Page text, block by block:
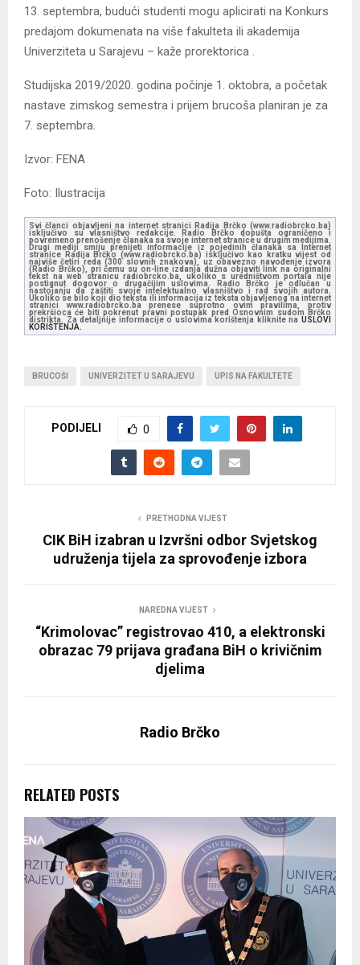
13. septembra, budući studenti mogu aplicirati na Konkurs
predajom dokumenata na više fakulteta ili akademija
Univerziteta u Sarajevu – kaže prorektorica .
Studijska 2019/2020. godina počinje 1. oktobra, a početak
nastave zimskog semestra i prijem brucoša planiran je za
7. septembra.
Izvor: FENA
Foto: Ilustracija
Svi članci objavljeni na internet stranici Radija Brčko (www.radiobrcko.ba)
isključivo su vlasništvo redakcije. Radio Brčko dopušta ograničeno i
povremeno prenošenje članaka sa svoje internet stranice u drugim medijima.
Drugi mediji smiju prenijeti informacije iz pojedinih članaka sa Internet
stranice Radija Brčko (www.radiobrcko.ba) isključivo kao kratku vijest od
najviše četiri reda (300 slovnih znakova), uz obavezno navođenje izvora
(Radio Brčko), pri čemu su on-line izdanja dužna objaviti link na originalni
tekst na web stranicu radiobrcko.ba, ukoliko s uredništvom portala nije
postignut dogovor o drugačijim uslovima. Radio Brčko je odlučan u
nastojanju da zaštiti svoje intelektualno vlasništvo i rad svojih autora.
Ukoliko se bilo koji dio teksta ili informacija iz teksta objavljenog na internet
stranici www.radiobrcko.ba prenese suprotno ovim pravilima, protiv
prekršioca će biti pokrenut pravni postupak pred Osnovnim sudom Brčko
distrikta. Za detaljnije informacije o uslovima korištenja kliknite na USLOVI
KORIŠTENJA.
BRUCOŠI UNIVERZITET U SARAJEVU UPIS NA FAKULTETE
PODIJELI 0
PRETHODNA VIJEST
CIK BiH izabran u Izvršni odbor Svjetskog
udruženja tijela za sprovođenje izbora
NAREDNA VIJEST
“Krimolovac” registrovao 410, a elektronski
obrazac 79 prijava građana BiH o krivičnim
djelima
Radio Brčko
RELATED POSTS